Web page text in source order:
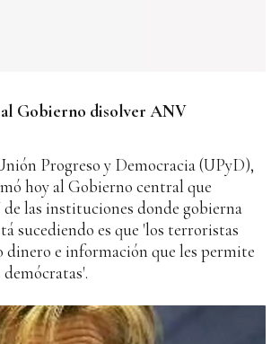
al Gobierno disolver ANV
Progreso y Democracia (UPyD),
hoy al Gobierno central que
de las instituciones donde gobierna
sucediendo es que 'los terroristas
dinero e información que les permite